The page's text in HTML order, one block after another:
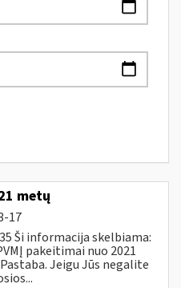
metų
17
Ši informacija skelbiama:
pakeitimai nuo 2021
Jeigu Jūs negalite